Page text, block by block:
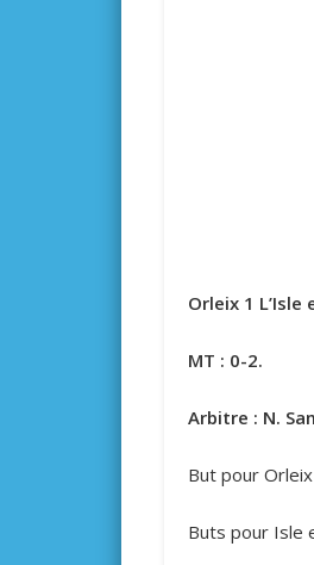
Orleix 1 L’Isle
MT : 0-2.
Arbitre : N.
But pour
Buts pour Isle